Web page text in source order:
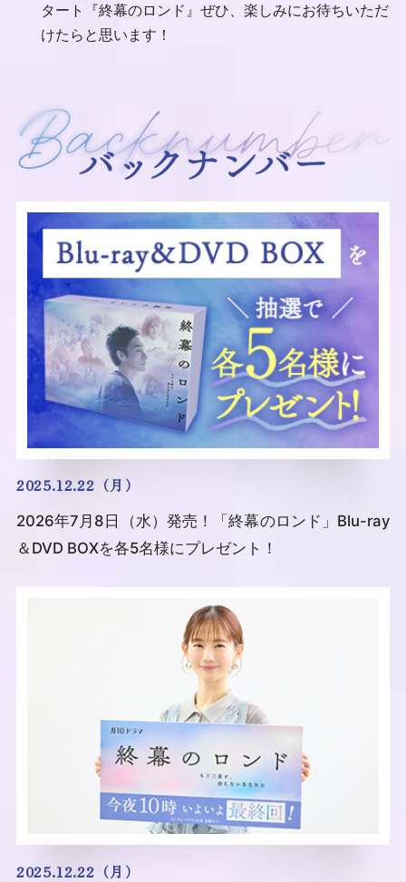
タート『終幕のロンド』ぜひ、楽しみにお待ちいただ
けたらと思います！
2025.12.22（月）
2026年7月8日（水）発売！「終幕のロンド」Blu-ray
＆DVD BOXを各5名様にプレゼント！
2025.12.22（月）